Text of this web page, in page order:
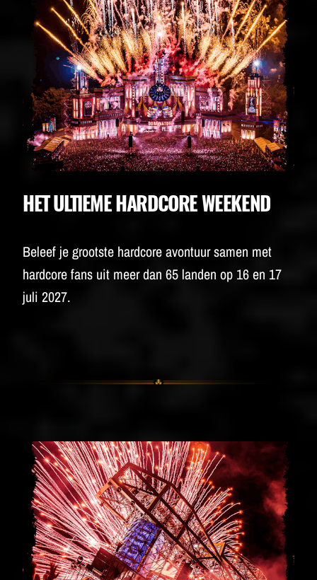
BUDWEISER
HET ULTIEME HARDCORE WEEKEND
Beleef je grootste hardcore avontuur samen met
hardcore fans uit meer dan 65 landen op 16 en 17
juli 2027.